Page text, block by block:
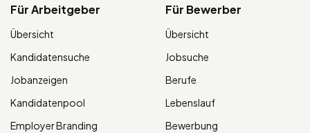
Für Arbeitgeber
Übersicht
Kandidatensuche
Jobanzeigen
Kandidatenpool
Employer Branding
Für Bewerber
Übersicht
Jobsuche
Berufe
Lebenslauf
Bewerbung